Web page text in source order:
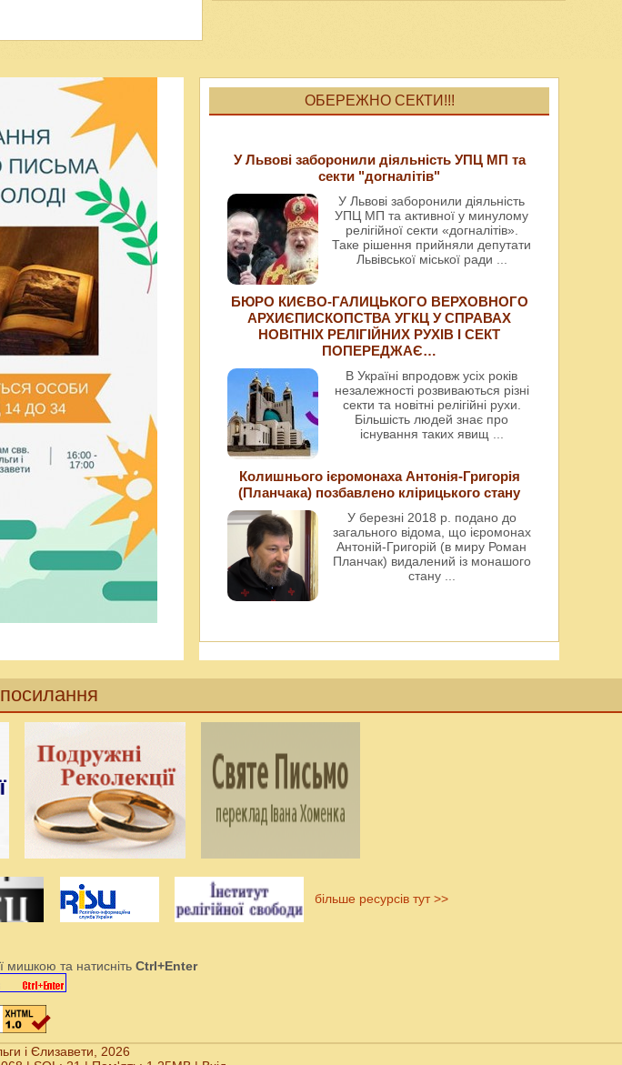
ОБЕРЕЖНО СЕКТИ!!!
У Львові заборонили діяльність УПЦ МП та
секти "догналітів"
У Львові заборонили діяльність
УПЦ МП та активної у минулому
релігійної секти «догналітів».
Таке рішення прийняли депутати
Львівської міської ради
БЮРО КИЄВО-ГАЛИЦЬКОГО ВЕРХОВНОГО
АРХИЄПИСКОПСТВА УГКЦ У СПРАВАХ
НОВІТНІХ РЕЛІГІЙНИХ РУХІВ І СЕКТ
ПОПЕРЕДЖАЄ…
В Україні впродовж усіх років
незалежності розвиваються різні
секти та новітні релігійні рухи.
Більшість людей знає про
існування таких явищ
Колишнього ієромонаха Антонія-Григорія
(Планчака) позбавлено клірицького стану
У березні 2018 р. подано до
загального відома, що ієромонах
Антоній-Григорій (в миру Роман
Планчак) видалений із монашого
стану
більше ресурсів тут >>
мишкою та натисніть Ctrl+Enter
і Єлизавети, 2026